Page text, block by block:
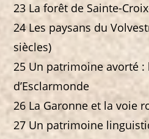
23 La forêt de Sainte-
24 Les paysans du
siècles)
25 Un patrimoine avorté :
d’Esclarmonde
26 La Garonne et la voie
27 Un patrimoine